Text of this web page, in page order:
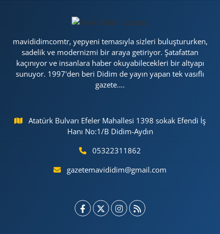
mavididimcomtr, yepyeni temasıyla sizleri buluştururken,
sadelik ve modernizmi bir araya getiriyor. Şatafattan
kaçınıyor ve insanlara haber okuyabilecekleri bir altyapı
sunuyor. 1997'den beri Didim de yayın yapan tek vasıflı
gazete....
Atatürk Bulvarı Efeler Mahallesi 1398 sokak Efendi İş
Hanı No:1/B Didim-Aydın
05322311862
gazetemavididim@gmail.com